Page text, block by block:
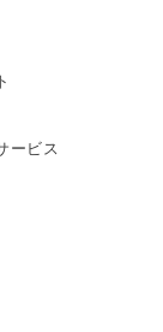
ービス